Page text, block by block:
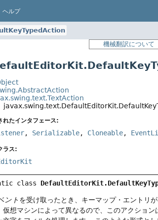
ヘルプ
機械翻訳について
れたインタフェース:
, Serializable, Cloneable,
ラス:
class
ント を受け取ったとき、キーマップ・エントリ
仮想マシンによって異なるので、このアクショ